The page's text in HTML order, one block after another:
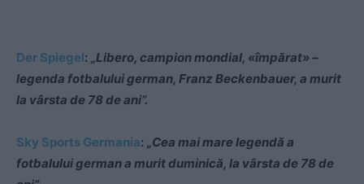
Der Spiegel: „Libero, campion mondial, «împărat» –
legenda fotbalului german, Franz Beckenbauer, a murit
la vârsta de 78 de ani”.
Sky Sports Germania: „Cea mai mare legendă a
fotbalului german a murit duminică, la vârsta de 78 de